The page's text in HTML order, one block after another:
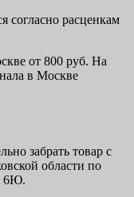
согласно расценкам
от 800 руб. На
в Москве
забрать товар с
области по
6Ю.